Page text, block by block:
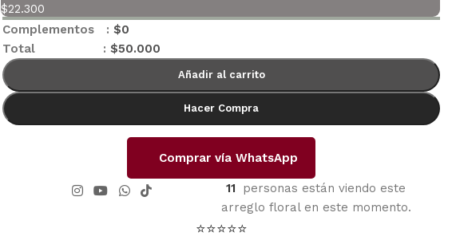
$22.300
Complementos : $0
Total : $50.000
Añadir al carrito
Hacer Compra
Comprar vía WhatsApp
11
personas están viendo este
arreglo floral en este momento.
⭐⭐⭐⭐⭐